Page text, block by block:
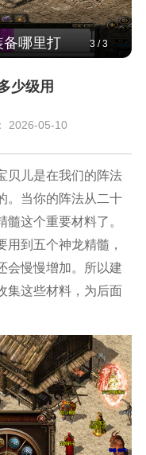
备哪里打 3 /3
少级用
2026-05-10
贝儿是在我们的阵法
。当你的阵法从二十
这个重要材料了。
用到五个神龙精髓，
会慢慢增加。所以建
集这些材料，为后面